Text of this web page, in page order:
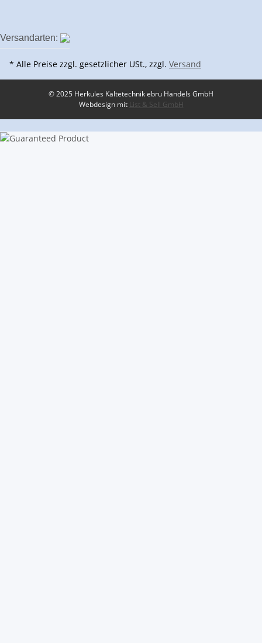
Versandarten:
* Alle Preise zzgl. gesetzlicher USt., zzgl. Versand
© 2025 Herkules Kältetechnik ebru Handels GmbH
Webdesign mit List & Sell GmbH